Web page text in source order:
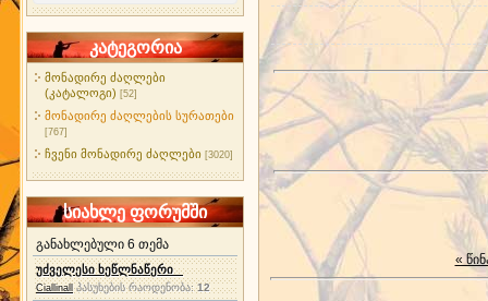
კატეგორია
მონადირე ძაღლები
(კატალოგი) [52]
მონადირე ძაღლების სურათები
[767]
ჩვენი მონადირე ძაღლები [3020]
სიახლე ფორუმში
განახლებული 6 თემა
უძველესი ხეწლნაწერი
Ciallinall პასუხების რაოდენობა:12
«